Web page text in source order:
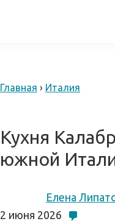
Главная › Италия
Кухня
южной
Елена
2 июня 2026